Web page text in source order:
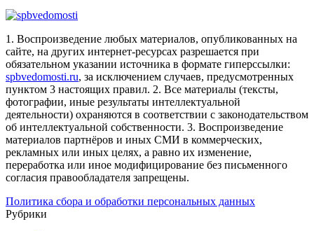
1. Воспроизведение любых материалов, опубликованных на
сайте, на других интернет-ресурсах разрешается при
обязательном указании источника в формате гиперссылки:
spbvedomosti.ru, за исключением случаев, предусмотренных
пунктом 3 настоящих правил. 2. Все материалы (тексты,
фотографии, иные результаты интеллектуальной
деятельности) охраняются в соответствии с законодательством
об интеллектуальной собственности. 3. Воспроизведение
материалов партнёров и иных СМИ в коммерческих,
рекламных или иных целях, а равно их изменение,
переработка или иное модифицирование без письменного
согласия правообладателя запрещены.
Политика сбора и обработки персональных данных
Рубрики